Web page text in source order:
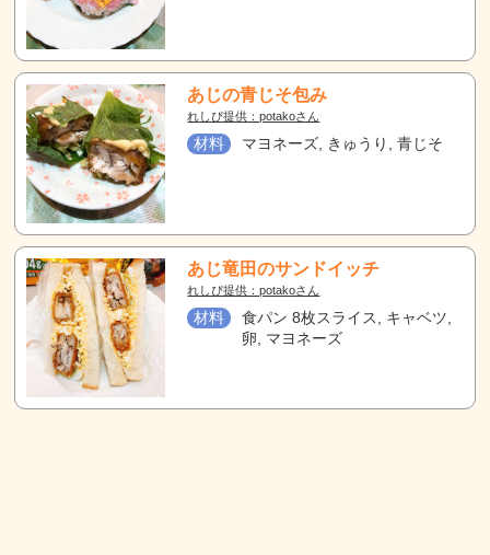
あじの青じそ包み
れしぴ提供：potakoさん
材料 マヨネーズ, きゅうり, 青じそ
あじ竜田のサンドイッチ
れしぴ提供：potakoさん
材料
食パン 8枚スライス, キャベツ,
卵, マヨネーズ